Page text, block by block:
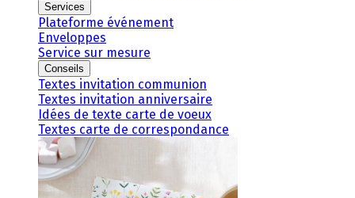
Services
Plateforme événement
Enveloppes
Service sur mesure
Conseils
Textes invitation communion
Textes invitation anniversaire
Idées de texte carte de voeux
Textes carte de correspondance